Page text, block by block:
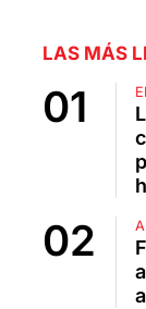
LAS MÁS